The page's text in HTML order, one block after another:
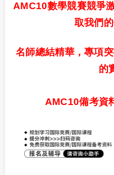
AMC10數學競賽競爭
取我們
名師總結精華，專項
的
AMC10備考資